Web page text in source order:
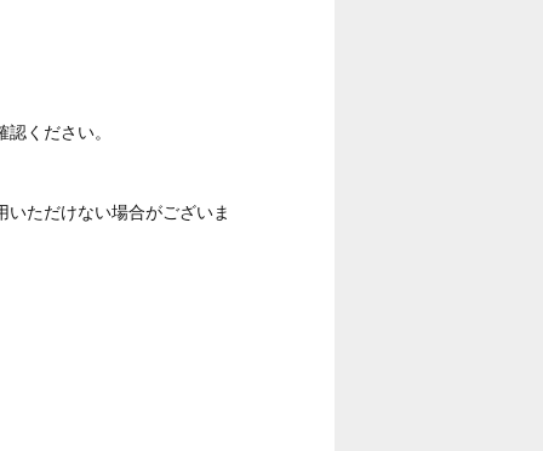
ください。
いただけない場合がございま